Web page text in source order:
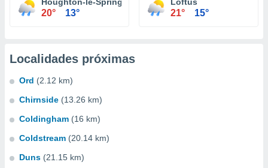
20° 13° 21° 15°
Localidades próximas
Ord (2.12 km)
Chirnside (13.26 km)
Coldingham (16 km)
Coldstream (20.14 km)
Duns (21.15 km)